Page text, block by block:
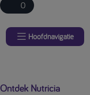
0
Hoofdnavigatie
Ontdek Nutricia